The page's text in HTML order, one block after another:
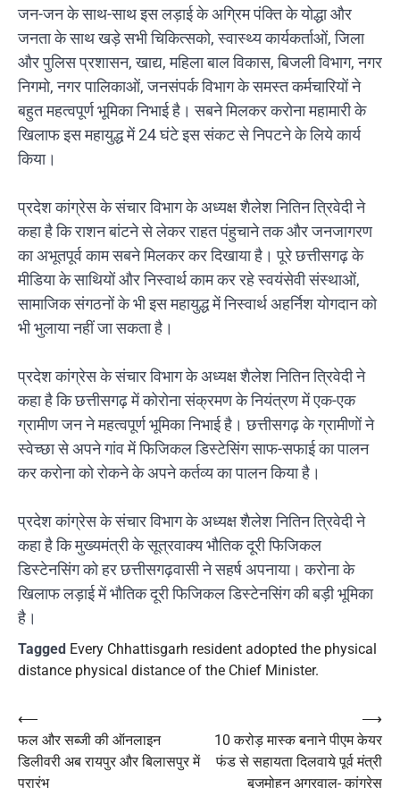
जन-जन के साथ-साथ इस लड़ाई के अग्रिम पंक्ति के योद्धा और
जनता के साथ खड़े सभी चिकित्सको, स्वास्थ्य कार्यकर्ताओं, जिला
और पुलिस प्रशासन, खाद्य, महिला बाल विकास, बिजली विभाग, नगर
निगमो, नगर पालिकाओं, जनसंपर्क विभाग के समस्त कर्मचारियों ने
बहुत महत्वपूर्ण भूमिका निभाई है। सबने मिलकर करोना महामारी के
खिलाफ इस महायुद्ध में 24 घंटे इस संकट से निपटने के लिये कार्य
किया।
प्रदेश कांग्रेस के संचार विभाग के अध्यक्ष शैलेश नितिन त्रिवेदी ने
कहा है कि राशन बांटने से लेकर राहत पंहुचाने तक और जनजागरण
का अभूतपूर्व काम सबने मिलकर कर दिखाया है। पूरे छत्तीसगढ़ के
मीडिया के साथियों और निस्वार्थ काम कर रहे स्वयंसेवी संस्थाओं,
सामाजिक संगठनों के भी इस महायुद्ध में निस्वार्थ अहर्निश योगदान को
भी भुलाया नहीं जा सकता है।
प्रदेश कांग्रेस के संचार विभाग के अध्यक्ष शैलेश नितिन त्रिवेदी ने
कहा है कि छत्तीसगढ़ में कोरोना संक्रमण के नियंत्रण में एक-एक
ग्रामीण जन ने महत्वपूर्ण भूमिका निभाई है। छत्तीसगढ़ के ग्रामीणों ने
स्वेच्छा से अपने गांव में फिजिकल डिस्टेसिंग साफ-सफाई का पालन
कर करोना को रोकने के अपने कर्तव्य का पालन किया है।
प्रदेश कांग्रेस के संचार विभाग के अध्यक्ष शैलेश नितिन त्रिवेदी ने
कहा है कि मुख्यमंत्री के सूत्रवाक्य भौतिक दूरी फिजिकल
डिस्टेनसिंग को हर छत्तीसगढ़वासी ने सहर्ष अपनाया। करोना के
खिलाफ लड़ाई में भौतिक दूरी फिजिकल डिस्टेनसिंग की बड़ी भूमिका
है।
Tagged Every Chhattisgarh resident adopted the physical
distance physical distance of the Chief Minister.
Post
navigation
⟵
फल और सब्जी की ऑनलाइन
डिलीवरी अब रायपुर और बिलासपुर में
प्रारंभ
10 करोड़ मास्क बनाने पीएम केयर
फंड से सहायता दिलवाये पूर्व मंत्री
बृजमोहन अग्रवाल- कांग्रेस
⟶